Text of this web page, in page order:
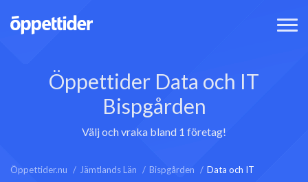
Öppettider Data och IT
Bispgården
Välj och vraka bland 1 företag!
Öppettider.nu Jämtlands Län Bispgården Data och IT